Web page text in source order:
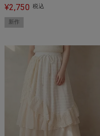
¥2,750 税込
新作